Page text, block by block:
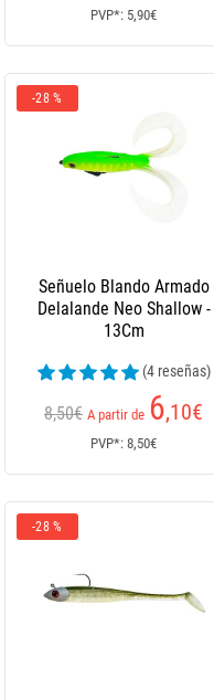
PVP*: 5,90€
-28 %
Señuelo Blando Armado
Delalande Neo Shallow -
13Cm
(4 reseñas)
8,50€ A partir de 6,10€
PVP*: 8,50€
-28 %